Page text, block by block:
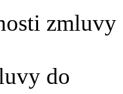
zmluvy
do